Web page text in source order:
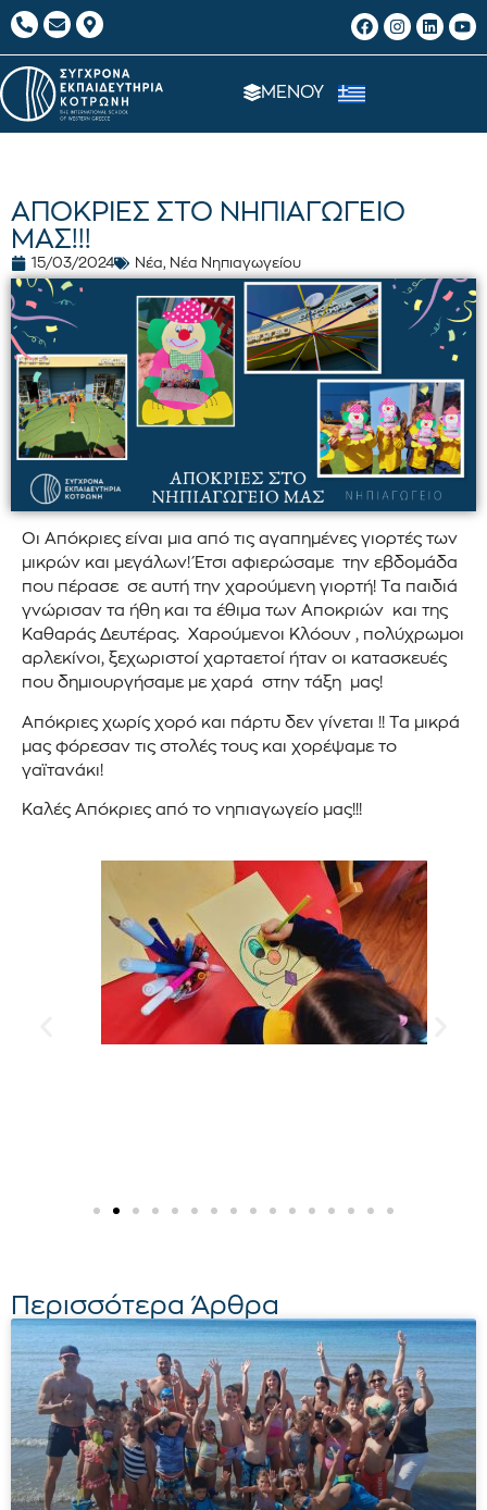
ΜΕΝΟΥ
ΑΠΟΚΡΙΕΣ ΣΤΟ ΝΗΠΙΑΓΩΓΕΙΟ
ΜΑΣ!!!
15/03/2024 Νέα, Νέα Νηπιαγωγείου
Οι Απόκριες είναι μια από τις αγαπημένες γιορτές των
μικρών και μεγάλων! Έτσι αφιερώσαμε την εβδομάδα
που πέρασε σε αυτή την χαρούμενη γιορτή! Τα παιδιά
γνώρισαν τα ήθη και τα έθιμα των Αποκριών και της
Καθαράς Δευτέρας. Χαρούμενοι Κλόουν , πολύχρωμοι
αρλεκίνοι, ξεχωριστοί χαρταετοί ήταν οι κατασκευές
που δημιουργήσαμε με χαρά στην τάξη μας!
Απόκριες χωρίς χορό και πάρτυ δεν γίνεται !! Τα μικρά
μας φόρεσαν τις στολές τους και χορέψαμε το
γαϊτανάκι!
Καλές Απόκριες από το νηπιαγωγείο μας!!!
Περισσότερα Άρθρα